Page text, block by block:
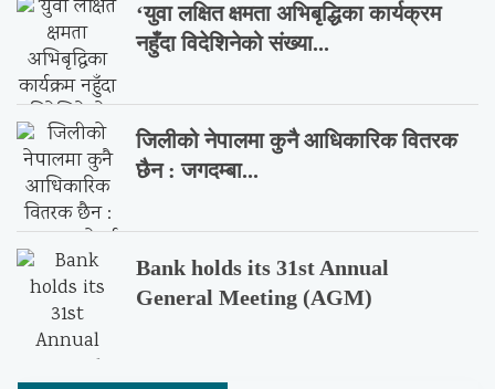
‘युवा लक्षित क्षमता अभिबृद्धिका कार्यक्रम
नहुँदा विदेशिनेको संख्या...
जिलीको नेपालमा कुनै आधिकारिक वितरक
छैन : जगदम्बा...
Bank holds its 31st Annual
General Meeting (AGM)